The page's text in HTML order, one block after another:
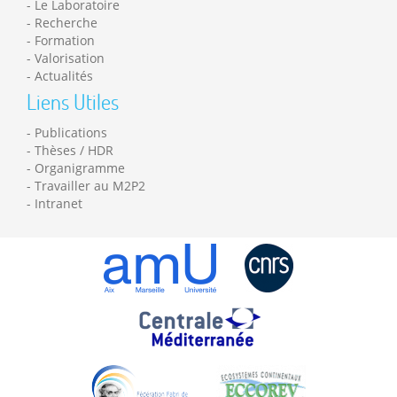
Le Laboratoire
Recherche
Formation
Valorisation
Actualités
Liens Utiles
Publications
Thèses / HDR
Organigramme
Travailler au M2P2
Intranet